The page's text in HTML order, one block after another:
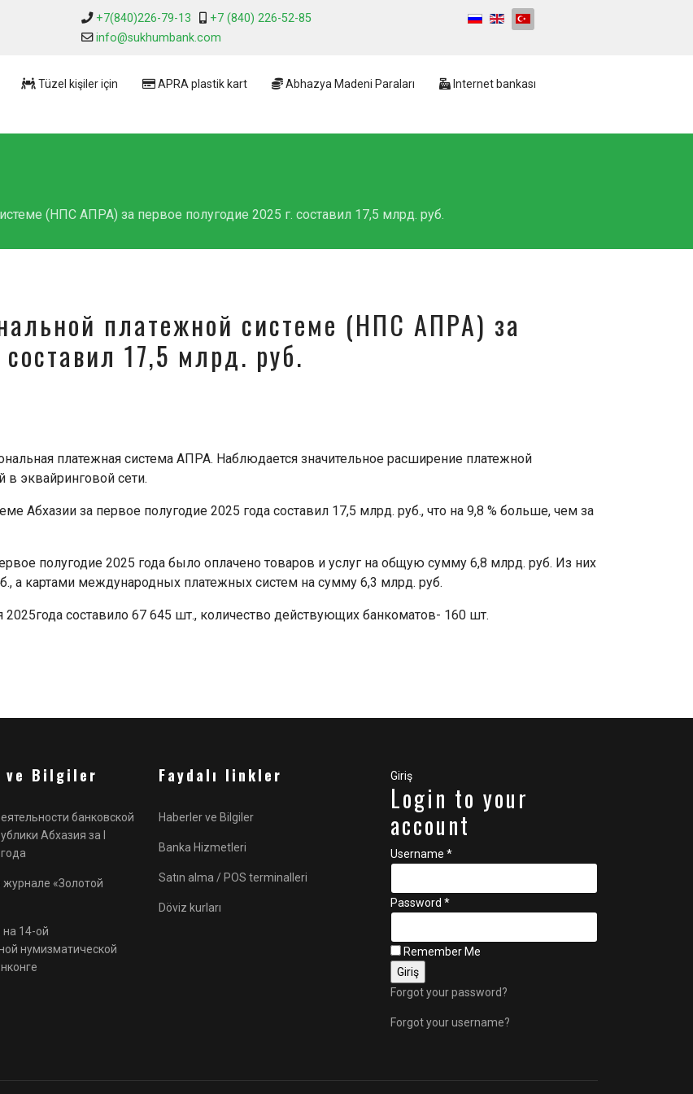
+7(840)226-79-13
+7 (840) 226-52-85
info@sukhumbank.com
Tüzel kişiler için APRA plastik kart Abhazya Madeni Paraları Internet bankası
(НПС АПРА) за первое полугодие 2025 г. составил 17,5 млрд. руб.
платежной системе (НПС АПРА) за
17,5 млрд. руб.
платежная система АПРА. Наблюдается значительное расширение платежной
в эквайринговой сети.
Абхазии за первое полугодие 2025 года составил 17,5 млрд. руб., что на 9,8 % больше, чем за
полугодие 2025 года было оплачено товаров и услуг на общую сумму 6,8 млрд. руб. Из них
а картами международных платежных систем на сумму 6,3 млрд. руб.
составило 67 645 шт., количество действующих банкоматов- 160 шт.
ve Bilgiler
банковской
Абхазия за I
журнале «Золотой
на 14-ой
нумизматической
Faydalı linkler
Haberler ve Bilgiler
Banka Hizmetleri
Satın alma / POS terminalleri
Döviz kurları
Giriş
Login to your
account
Username *
Password *
Remember Me
Forgot your password?
Forgot your username?